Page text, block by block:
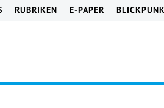
RUBRIKEN E-PAPER